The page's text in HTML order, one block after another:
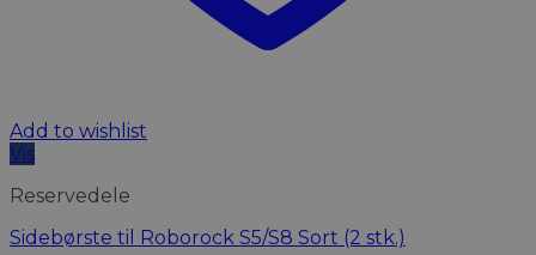
Add to wishlist
Vis
Reservedele
Sidebørste til Roborock S5/S8 Sort (2 stk.)